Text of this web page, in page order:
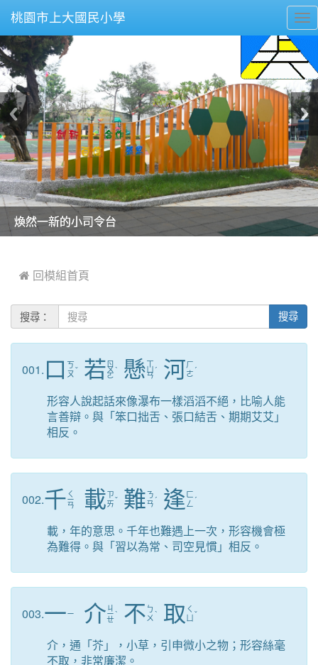
桃園市上大國民小學
美麗的操場是我們活力的來源
美麗的操場是我們活力的來源
煥然一新的小司令台
煥然一新的小司令台
富含桃園埤塘田園風光意象的中廊
富含桃園埤塘田園風光意象的中廊
嶄新的中庭廣場
嶄新的中庭廣場
水生池生生不息
水生池生生不息
 回模組首頁
搜尋： 搜尋
001. 口 ㄎ
ㄡˇ 若 ㄖ
ㄨ
ㄛ
ˋ 懸ㄒ
ㄩ
ㄢ
ˊ 河ㄏ
ㄜ ˊ
形容人說起話來像瀑布一樣滔滔不絕，比喻人能
言善辯。與「笨口拙舌、張口結舌、期期艾艾」
相反。
002.千 ㄑ
ㄧ
ㄢ 載ㄗ
ㄞˇ 難ㄋ
ㄢ ˊ 逢 ㄈ
ㄥ ˊ
載，年的意思。千年也難遇上一次，形容機會極
為難得。與「習以為常、司空見慣」相反。
003.一ㄧ 介 ㄐ
ㄧ
ㄝ
ˋ 不 ㄅ
ㄨ ˋ 取 ㄑ
ˇ
介，通「芥」，小草，引申微小之物；形容絲毫
不取，非常廉潔。